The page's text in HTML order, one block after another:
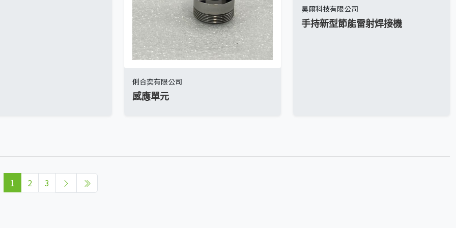
俐合奕有限公司
感應單元
昊爾科技有限公司
手持新型節能雷射焊接機
1 2 3